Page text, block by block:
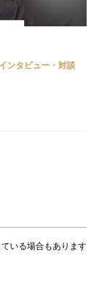
インタビュー・対談
いる場合もあります